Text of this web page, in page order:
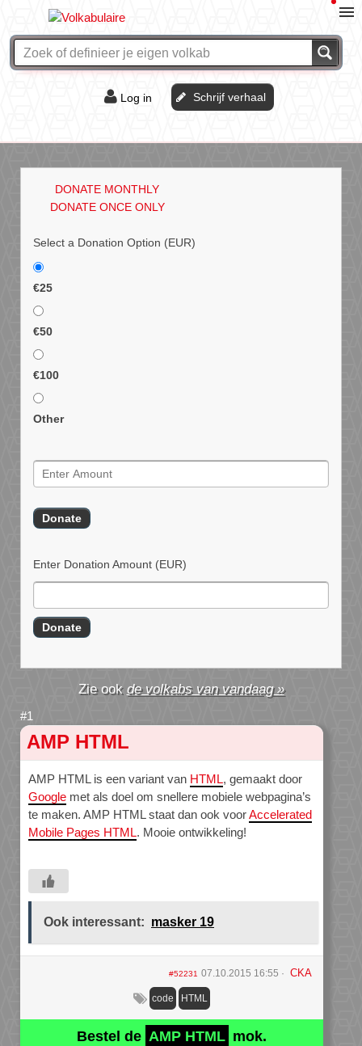
Log in Schrijf verhaal
DONATE MONTHLY
DONATE ONCE ONLY
Select a Donation Option (EUR)
€25
€50
€100
Other
Enter Donation Amount (EUR)
de volkabs van vandaag »
AMP HTML
AMP HTML is een variant van HTML, gemaakt door
Google met als doel om snellere mobiele webpagina’s
te maken. AMP HTML staat dan ook voorAccelerated
Mobile Pages HTML. Mooie ontwikkeling!
Ook interessant: masker 19
#52231 07.10.2015 16:55 CKA
code HTML
Bestel de AMP HTML mok.